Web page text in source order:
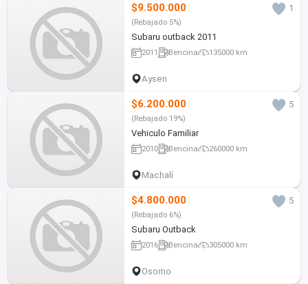
$9.500.000 1
(Rebajado 5%)
Subaru outback 2011
2011 Bencina 135000 km
Aysen
$6.200.000 5
(Rebajado 19%)
Vehiculo Familiar
2010 Bencina 260000 km
Machalí
$4.800.000 5
(Rebajado 6%)
Subaru Outback
2016 Bencina 305000 km
Osorno